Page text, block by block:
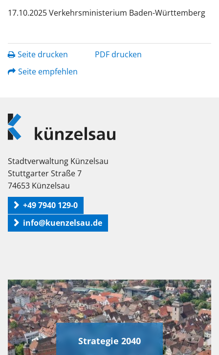
17.10.2025Verkehrsministerium Baden-Württemberg
Seite drucken
PDF drucken
Seite empfehlen
Logo
Künzelsau
Stadtverwaltung Künzelsau
Stuttgarter Straße 7
74653 Künzelsau
+49 7940 129-0
info@kuenzelsau.de
Strategie 2040